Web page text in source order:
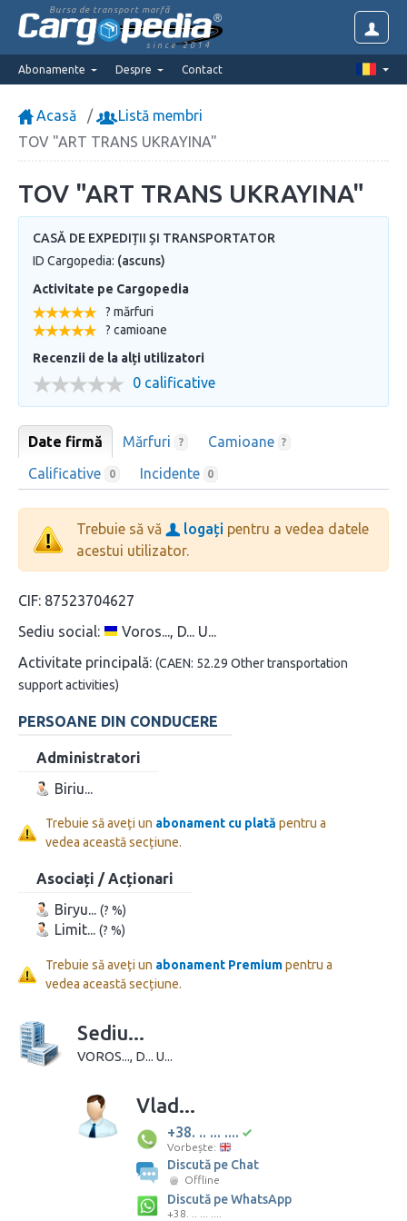
Bursa de transport marfă
since 2014
Abonamente Despre Contact
Acasă
Listă membri
TOV "ART TRANS UKRAYINA"
TOV "ART TRANS UKRAYINA"
CASĂ DE EXPEDIȚII ȘI TRANSPORTATOR
ID Cargopedia: (ascuns)
Activitate pe Cargopedia
? mărfuri
? camioane
Recenzii de la alți utilizatori
0 calificative
Date firmă Mărfuri ? Camioane ?
Calificative 0 Incidente 0
Trebuie să vă logați pentru a vedea datele
acestui utilizator.
CIF: 87523704627
Sediu social:
Voros..., D... U...
Activitate principală: (CAEN: 52.29 Other transportation
support activities)
PERSOANE DIN CONDUCERE
Administratori
Biriu...
Trebuie să aveți un abonament cu plată pentru a
vedea această secțiune.
Asociați / Acționari
Biryu... (? %)
Limit... (? %)
Trebuie să aveți un abonament Premiumpentru a
vedea această secțiune.
Sediu...
VOROS..., D... U...
Vlad...
+38. .. ... ....
Vorbește:
Discută pe Chat
Offline
Discută pe WhatsApp
+38. .. ... ....